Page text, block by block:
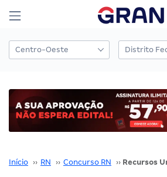
Início ›› RN ›› Concurso RN ››